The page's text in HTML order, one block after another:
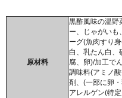
原材料
黒酢風味の温野
ー、じゃがいも
ーグ(魚肉すり
白、乳たん白、
腐、卵)/加工で
調味料(アミノ
剤、(一部に卵
アレルゲン(特